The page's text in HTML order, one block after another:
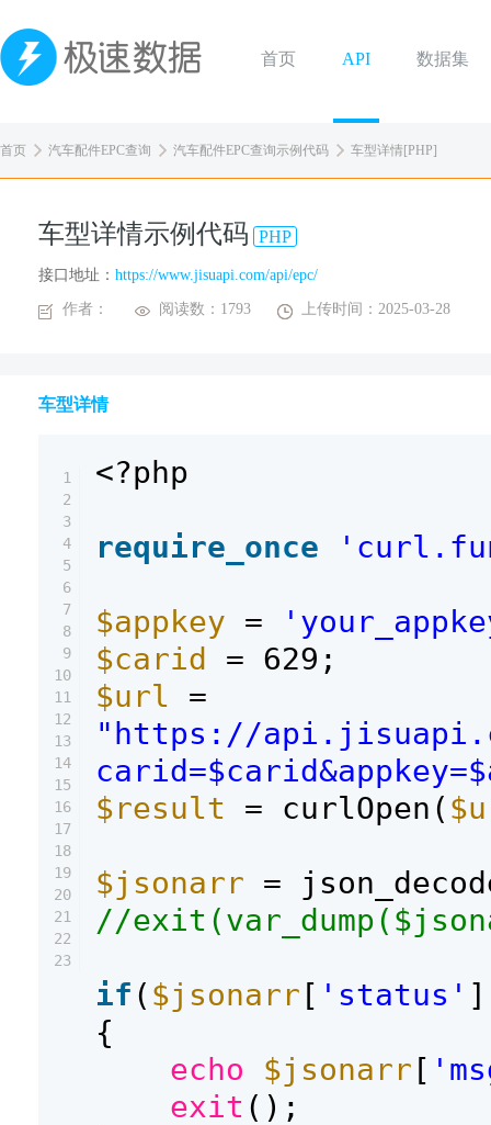
首页 API 数据集
首页 汽车配件EPC查询 汽车配件EPC查询示例代码 车型详情[PHP]
车型详情示例代码 PHP
接口地址： https://www.jisuapi.com/api/epc/
作者： 阅读数：1793 上传时间：2025-03-28
车型详情
1
2
3
4
5
6
7
8
9
10
11
12
13
14
15
16
17
18
19
20
21
22
23
<?php
require_once
$appkey =
$carid
= 629;
$url
=
"https://
$result
= curlOpen(
$jsonarr =
//
if ( $jsonarr [ 'status'
{
echo
$jsonarr [
exit ();